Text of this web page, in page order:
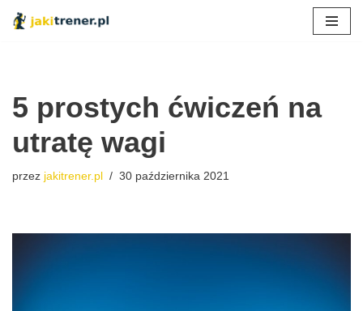
5 prostych ćwiczeń na
utratę wagi
przez jakitrener.pl 30 października 2021